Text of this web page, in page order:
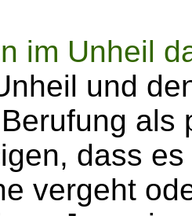
im Unheil
und
als
dass
vergeht